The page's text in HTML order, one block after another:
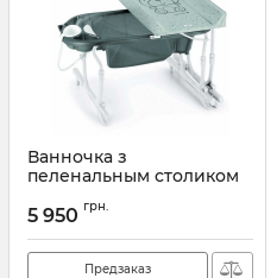
Ванночка з
пеленальным столиком
5 950 грн.
Предзаказ